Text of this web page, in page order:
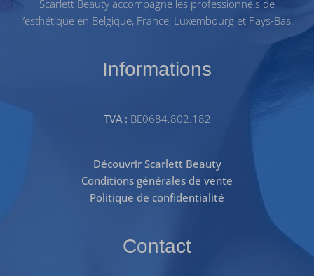
Scarlett Beauty accompagne les professionnels de
l’esthétique en Belgique, France, Luxembourg et Pays-Bas.
Informations
TVA : BE0684.802.182
Découvrir Scarlett Beauty
Conditions générales de vente
Politique de confidentialité
Contact